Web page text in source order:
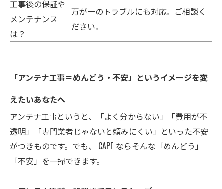
工事後の保証や
メンテナンス
は？
万が一のトラブルにも対応。ご相談く
ださい。
「アンテナ工事＝めんどう・不安」というイメージを変
えたいあなたへ
アンテナ工事というと、「よく分からない」「費用が不
透明」「専門業者じゃないと頼みにくい」といった不安
がつきものです。でも、 CAPT ならそんな「めんどう」
「不安」を一掃できます。